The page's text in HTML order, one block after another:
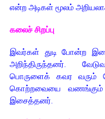
என்ற அடிகள் மூலம்
கலைச் சிறப்பு
இவர்கள் துடி போன்ற
அறிந்திருந்தனர்.
பொருளைக் கவர வரும்
கொற்றவையை வணங்கும்
இசைத்தனர்.